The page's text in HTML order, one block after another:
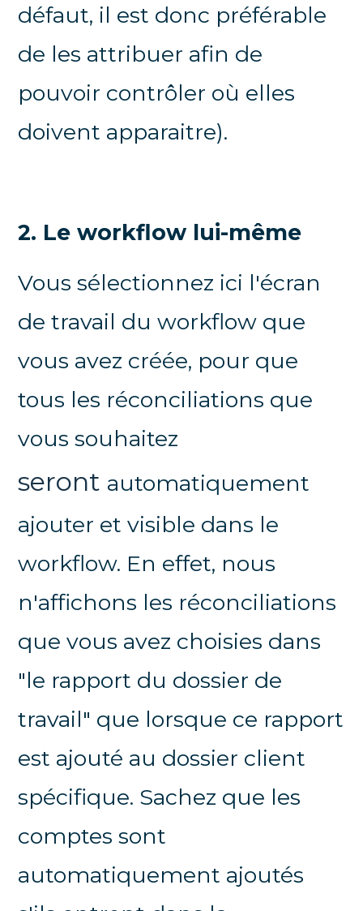
défaut, il est donc préférable
de les attribuer afin de
pouvoir contrôler où elles
doivent apparaitre).
2. Le workflow lui-même
Vous sélectionnez ici l'écran
de travail du workflow que
vous avez créée, pour que
tous les réconciliations que
vous souhaitez
seront automatiquement
ajouter et visible dans le
workflow. En effet, nous
n'affichons les réconciliations
que vous avez choisies dans
"le rapport du dossier de
travail" que lorsque ce rapport
est ajouté au dossier client
spécifique. Sachez que les
comptes sont
automatiquement ajoutés